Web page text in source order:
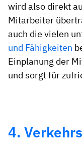
wird also direkt
Mitarbeiter
auch die vielen
und Fähigkeiten
Einplanung der
und sorgt für
4.